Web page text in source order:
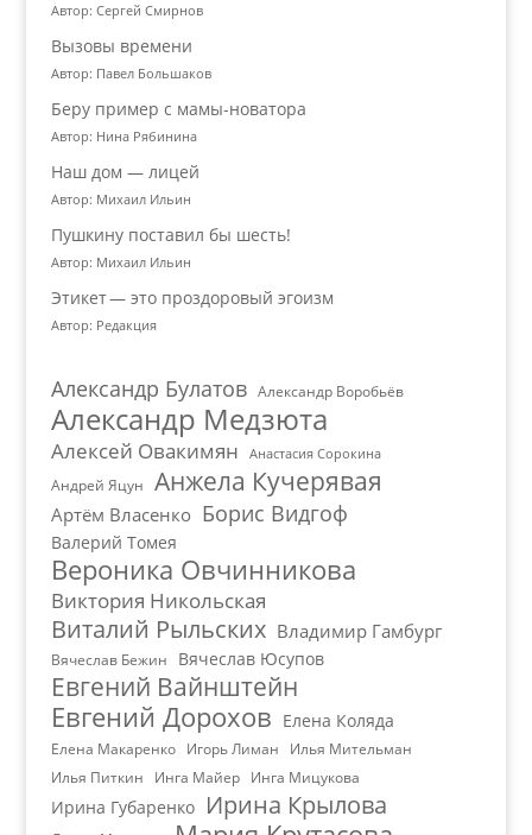
Автор: Сергей Смирнов
Вызовы времени
Автор: Павел Большаков
Беру пример с мамы-новатора
Автор: Нина Рябинина
Наш дом — лицей
Автор: Михаил Ильин
Пушкину поставил бы шесть!
Автор: Михаил Ильин
Этикет — это проздоровый эгоизм
Автор: Редакция
Александр Булатов Александр Воробьёв
Александр Медзюта
Алексей Овакимян Анастасия Сорокина
Андрей Яцун Анжела Кучерявая
Артём Власенко Борис Видгоф
Валерий Томея
Вероника Овчинникова
Виктория Никольская
Виталий Рыльских Владимир Гамбург
Вячеслав Бежин Вячеслав Юсупов
Евгений Вайнштейн
Евгений Дорохов Елена Коляда
Елена Макаренко Игорь Лиман
Илья Мительман
Илья Питкин
Инга Майер Инга Мицукова
Ирина Губаренко Ирина Крылова